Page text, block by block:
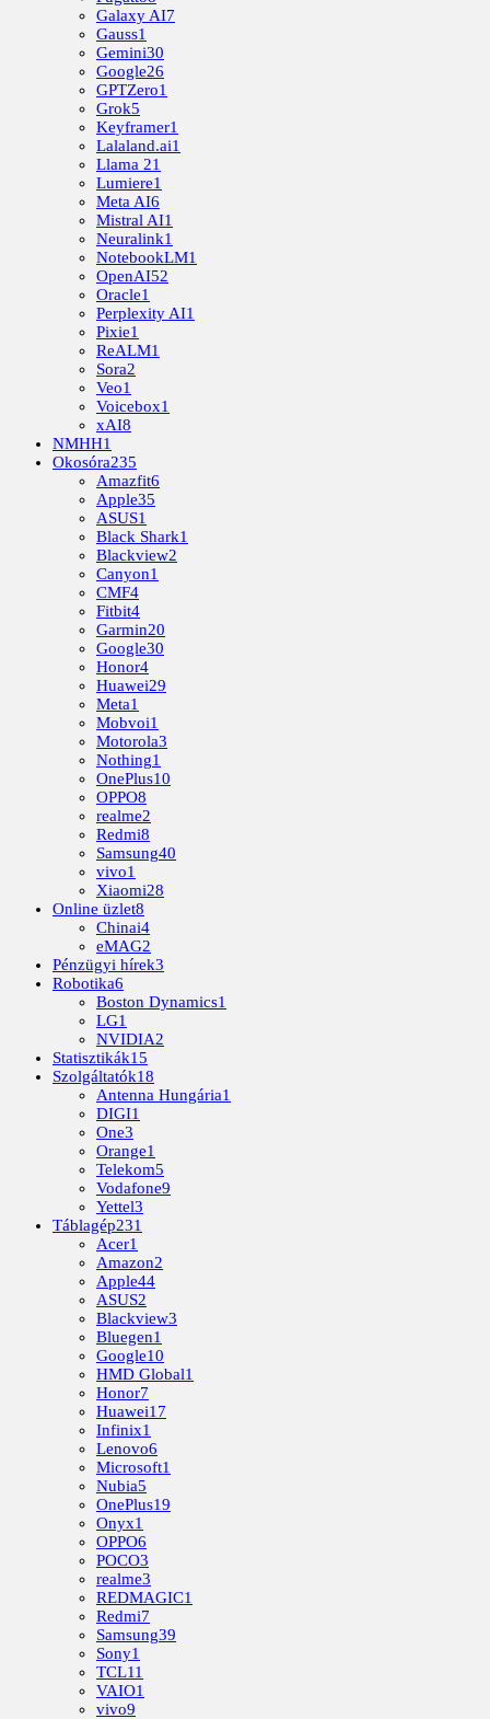
Galaxy AI7
Gauss1
Gemini30
Google26
GPTZero1
Grok5
Keyframer1
Lalaland.ai1
Llama 21
Lumiere1
Meta AI6
Mistral AI1
Neuralink1
NotebookLM1
OpenAI52
Oracle1
Perplexity AI1
Pixie1
ReALM1
Sora2
Veo1
Voicebox1
xAI8
NMHH1
Okosóra235
Amazfit6
Apple35
ASUS1
Black Shark1
Blackview2
Canyon1
CMF4
Fitbit4
Garmin20
Google30
Honor4
Huawei29
Meta1
Mobvoi1
Motorola3
Nothing1
OnePlus10
OPPO8
realme2
Redmi8
Samsung40
vivo1
Xiaomi28
Online üzlet8
Chinai4
eMAG2
Pénzügyi hírek3
Robotika6
Boston Dynamics1
LG1
NVIDIA2
Statisztikák15
Szolgáltatók18
Antenna Hungária1
DIGI1
One3
Orange1
Telekom5
Vodafone9
Yettel3
Táblagép231
Acer1
Amazon2
Apple44
ASUS2
Blackview3
Bluegen1
Google10
HMD Global1
Honor7
Huawei17
Infinix1
Lenovo6
Microsoft1
Nubia5
OnePlus19
Onyx1
OPPO6
POCO3
realme3
REDMAGIC1
Redmi7
Samsung39
Sony1
TCL11
VAIO1
vivo9